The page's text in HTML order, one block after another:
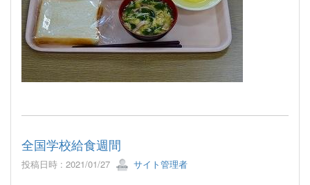
全国学校給食週間
投稿日時 : 2021/01/27 サイト管理者